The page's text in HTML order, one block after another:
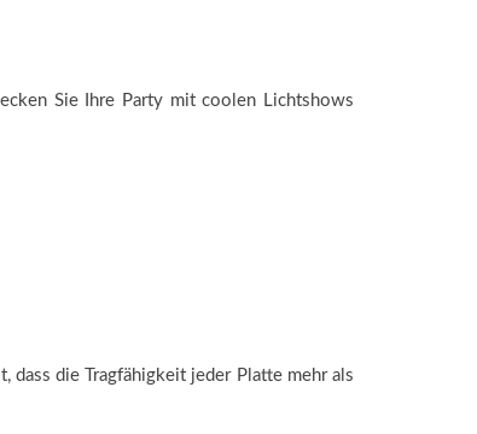
Sie Ihre Party mit coolen Lichtshows
dass die Tragfähigkeit jeder Platte mehr als